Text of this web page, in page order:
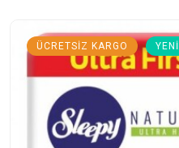
ÜCRETSIZ KARGO YENI